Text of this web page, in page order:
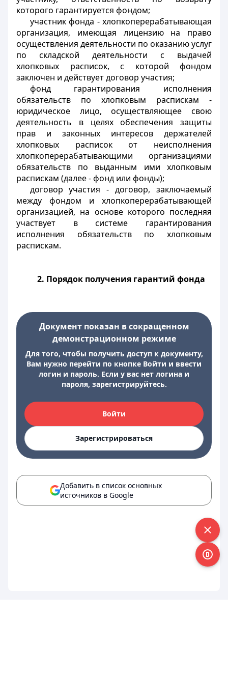
которого гарантируется фондом;
участник фонда - хлопкоперерабатывающая
организация, имеющая лицензию на право
осуществления деятельности по оказанию услуг
по складской деятельности с выдачей
хлопковых расписок, с которой фондом
заключен и действует договор участия;
фонд гарантирования исполнения
обязательств по хлопковым распискам -
юридическое лицо, осуществляющее свою
деятельность в целях обеспечения защиты
прав и законных интересов держателей
хлопковых расписок от неисполнения
хлопкоперерабатывающими организациями
обязательств по выданным ими хлопковым
распискам (далее - фонд или фонды);
договор участия - договор, заключаемый
между фондом и хлопкоперерабатывающей
организацией, на основе которого последняя
участвует в системе гарантирования
исполнения обязательств по хлопковым
распискам.
2. Порядок получения гарантий фонда
Документ показан в сокращенном
демонстрационном режиме
Для того, чтобы получить доступ к документу,
Вам нужно перейти по кнопке Войти и ввести
логин и пароль. Если у вас нет логина и
пароля, зарегистрируйтесь.
Войти
Зарегистрироваться
Добавить в список основных
источников в Google